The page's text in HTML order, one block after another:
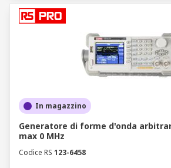
In magazzino
Generatore di forme d'onda
max 0 MHz
Codice RS 123-6458